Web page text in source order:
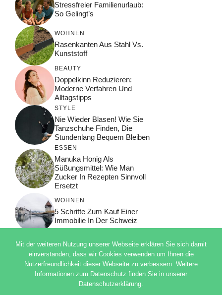
Stressfreier Familienurlaub:
So Gelingt’s
WOHNEN
Rasenkanten Aus Stahl Vs.
Kunststoff
BEAUTY
Doppelkinn Reduzieren:
Moderne Verfahren Und
Alltagstipps
STYLE
Nie Wieder Blasen! Wie Sie
Tanzschuhe Finden, Die
Stundenlang Bequem Bleiben
ESSEN
Manuka Honig Als
Süßungsmittel: Wie Man
Zucker In Rezepten Sinnvoll
Ersetzt
WOHNEN
5 Schritte Zum Kauf Einer
Immobilie In Der Schweiz
© 2026 ADSIMPLE
DATENSCHUTZERKLÄRUNG
Mit der weiteren Nutzung unserer Webseite erklären Sie sich damit
einverstanden, dass wir Cookies verwenden um Ihnen die
Nutzerfreundlichkeit dieser Webseite zu verbessern. Weitere
Informationen zum Datenschutz finden Sie in unserer
Datenschutzerklärung.